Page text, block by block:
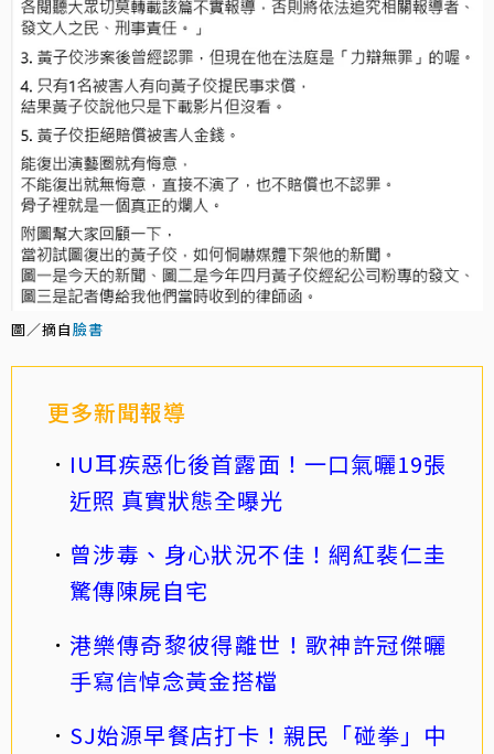
圖／摘自臉書
更多新聞報導
IU耳疾惡化後首露面！一口氣曬19張
近照 真實狀態全曝光
曾涉毒、身心狀況不佳！網紅裴仁圭
驚傳陳屍自宅
港樂傳奇黎彼得離世！歌神許冠傑曬
手寫信悼念黃金搭檔
SJ始源早餐店打卡！親民「碰拳」中